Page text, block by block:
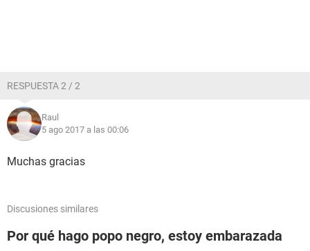
RESPUESTA 2 / 2
Raul
5 ago 2017 a las 00:06
Muchas gracias
Discusiones similares
Por qué hago popo negro, estoy embarazada